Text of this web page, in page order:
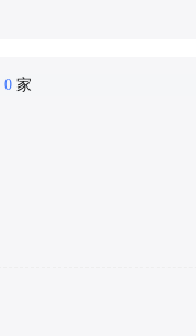
0 家